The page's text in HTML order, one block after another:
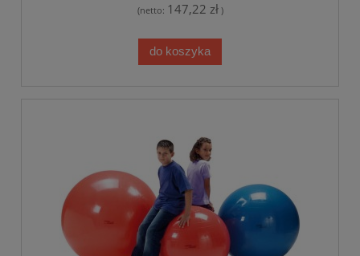
(netto: 147,22 zł)
do koszyka